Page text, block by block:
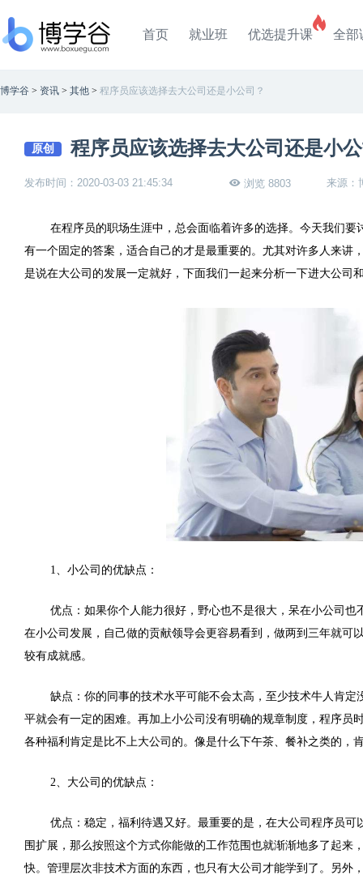
首页 就业班 优选提升课 全部
博学谷 > 资讯 > 其他 > 程序员应该选择去大公司还是小公司？
原创 程序员应该选择去大公司还是小
发布时间：2020-03-03 21:45:34 浏览 8803 来源：
在程序员的职场生涯中，总会面临着许多的选择。今天我们
有一个固定的答案，适合自己的才是最重要的。尤其对许多人来
是说在大公司的发展一定就好，下面我们一起来分析一下进大公司
1、 小公司的优缺点：
优点：如果你个人能力很好，野心也不是很大，呆在小公司也
在小公司发展，自己做的贡献领导会更容易看到，做两到三年就
较有成就感。
缺点：你的同事的技术水平可能不会太高，至少技术牛人肯
平就会有一定的困难。再加上小公司没有明确的规章制度，程序
各种福利肯定是比不上大公司的。像是什么下午茶、餐补之类的，
2、大公司的优缺点：
优点：稳定，福利待遇又好。最重要的是，在大公司程序员
围扩展，那么按照这个方式你能做的工作范围也就渐渐地多了起
快。管理层次非技术方面的东西，也只有大公司才能学到了。另